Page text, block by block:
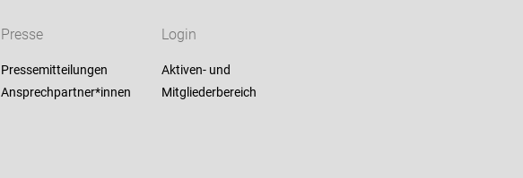
Presse
Pressemitteilungen
Ansprechpartner*innen
Login
Aktiven- und
Mitgliederbereich